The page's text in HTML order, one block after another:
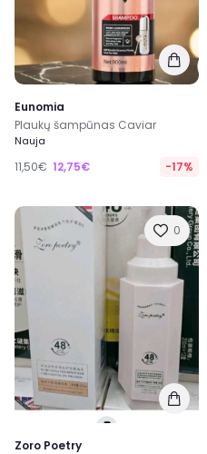
Eunomia
Plaukų šampūnas Caviar
Nauja
11,50€ 12,75€ -17%
0
Zoro Poetry